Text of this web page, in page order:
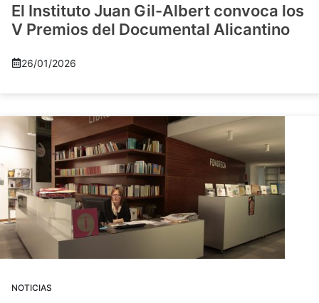
El Instituto Juan Gil-Albert convoca los
V Premios del Documental Alicantino
26/01/2026
NOTICIAS